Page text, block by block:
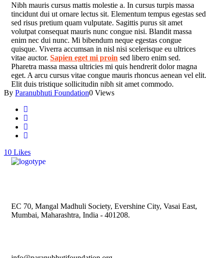
Nibh mauris cursus mattis molestie a. In cursus turpis massa
tincidunt dui ut ornare lectus sit. Elementum tempus egestas sed
sed risus pretium quam vulputate. Sagittis purus sit amet
volutpat consequat mauris nunc congue nisi. Blandit massa
enim nec dui nunc. Mi bibendum neque egestas congue
quisque. Viverra accumsan in nisl nisi scelerisque eu ultrices
vitae auctor. Sapien eget mi proin sed libero enim sed.
Pharetra massa massa ultricies mi quis hendrerit dolor magna
eget. A arcu cursus vitae congue mauris rhoncus aenean vel elit.
Elit duis tristique sollicitudin nibh sit amet commodo.
By Paranubhuti Foundation0 Views
10 Likes
EC 70, Mangal Madhuli Society, Evershine City, Vasai East,
Mumbai, Maharashtra, India - 401208.